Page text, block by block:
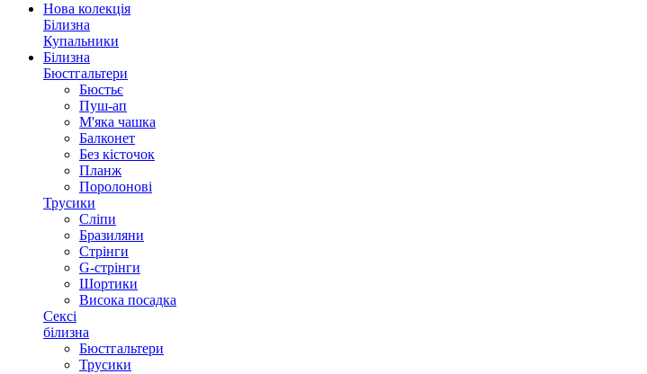
Нова колекція
Білизна
Купальники
Білизна
Бюстгальтери
Бюстьє
Пуш-ап
М'яка чашка
Балконет
Без кісточок
Планж
Поролонові
Трусики
Сліпи
Бразиляни
Стрінги
G-стрінги
Шортики
Висока посадка
Сексі
білизна
Бюстгальтери
Трусики